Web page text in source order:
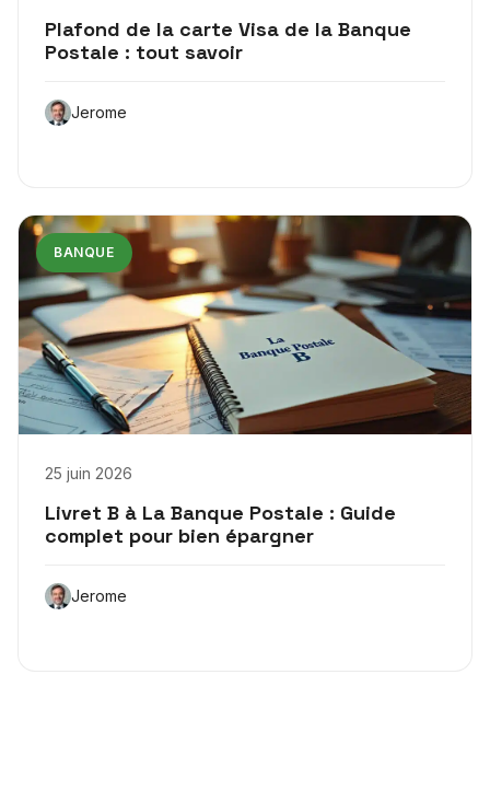
Plafond de la carte Visa de la Banque
Postale : tout savoir
Jerome
BANQUE
25 juin 2026
Livret B à La Banque Postale : Guide
complet pour bien épargner
Jerome